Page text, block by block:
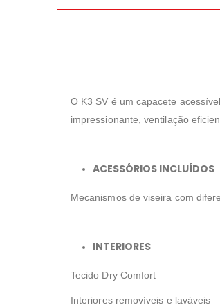
O K3 SV é um capacete
impressionante, ventilação
ACESSÓRIOS INCLUÍDOS
Mecanismos de viseira com
INTERIORES
Tecido Dry Comfort
Interiores removíveis e laváveis